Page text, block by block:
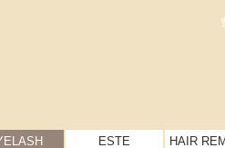
ESTE HAIR